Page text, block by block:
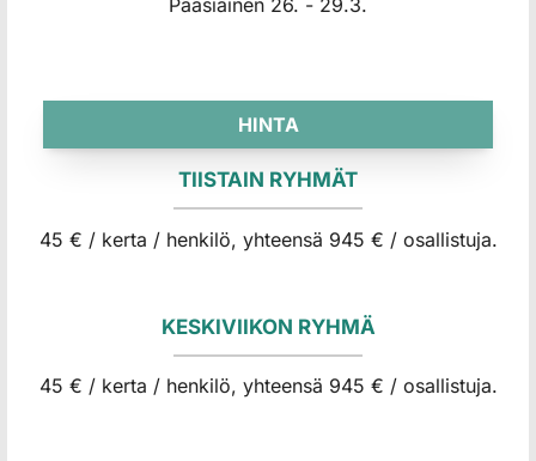
HINTA
TIISTAIN RYHMÄT
45 € / kerta / henkilö, yhteensä 945 € / osallistuja.
KESKIVIIKON RYHMÄ
45 € / kerta / henkilö, yhteensä 945 € / osallistuja.